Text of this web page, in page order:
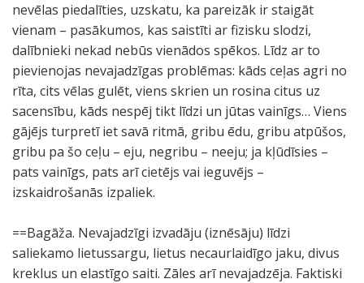
nevēlas piedalīties, uzskatu, ka pareizāk ir staigāt
vienam – pasākumos, kas saistīti ar fizisku slodzi,
dalībnieki nekad nebūs vienādos spēkos. Līdz ar to
pievienojas nevajadzīgas problēmas: kāds ceļas agri no
rīta, cits vēlas gulēt, viens skrien un rosina citus uz
sacensību, kāds nespēj tikt līdzi un jūtas vainīgs… Viens
gājējs turpretī iet savā ritmā, gribu ēdu, gribu atpūšos,
gribu pa šo ceļu – eju, negribu – neeju; ja kļūdīsies –
pats vainīgs, pats arī cietējs vai ieguvējs –
izskaidrošanās izpaliek.
==Bagāža. Nevajadzīgi izvadāju (iznēsāju) līdzi
saliekamo lietussargu, lietus necaurlaidīgo jaku, divus
kreklus un elastīgo saiti. Zāles arī nevajadzēja. Faktiski